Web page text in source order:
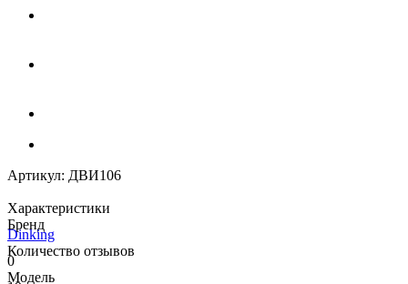
Артикул: ДВИ106
Характеристики
Бренд
Dinking
Количество отзывов
0
Модель